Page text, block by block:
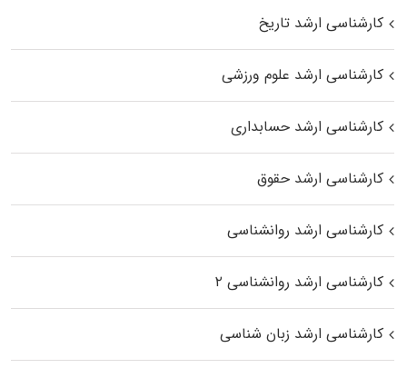
کارشناسی ارشد تاریخ
کارشناسی ارشد علوم ورزشی
کارشناسی ارشد حسابداری
کارشناسی ارشد حقوق
کارشناسی ارشد روانشناسی
کارشناسی ارشد روانشناسی ۲
کارشناسی ارشد زبان شناسی